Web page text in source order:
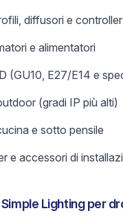
diffusori e controller
e alimentatori
(GU10, E27/E14 e
(gradi IP più alti)
e sotto pensile
e accessori di
Lighting per